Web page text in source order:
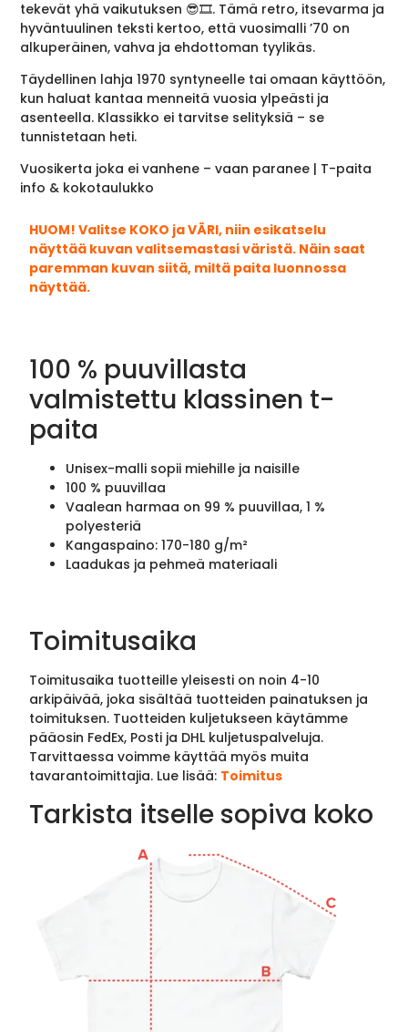
tekevät yhä vaikutuksen 😎🎞️. Tämä retro, itsevarma ja
hyväntuulinen teksti kertoo, että vuosimalli ’70 on
alkuperäinen, vahva ja ehdottoman tyylikäs.
Täydellinen lahja 1970 syntyneelle tai omaan käyttöön,
kun haluat kantaa menneitä vuosia ylpeästi ja
asenteella. Klassikko ei tarvitse selityksiä – se
tunnistetaan heti.
Vuosikerta joka ei vanhene – vaan paranee | T-paita
info & kokotaulukko
HUOM! Valitse KOKO ja VÄRI, niin esikatselu
näyttää kuvan valitsemastasi väristä. Näin saat
paremman kuvan siitä, miltä paita luonnossa
näyttää.
100 % puuvillasta
valmistettu klassinen t-
paita
Unisex-malli sopii miehille ja naisille
100 % puuvillaa
Vaalean harmaa on 99 % puuvillaa, 1 %
polyesteriä
Kangaspaino: 170-180 g/m²
Laadukas ja pehmeä materiaali
Toimitusaika
Toimitusaika tuotteille yleisesti on noin 4-10
arkipäivää, joka sisältää tuotteiden painatuksen ja
toimituksen. Tuotteiden kuljetukseen käytämme
pääosin FedEx, Posti ja DHL kuljetuspalveluja.
Tarvittaessa voimme käyttää myös muita
tavarantoimittajia. Lue lisää: Toimitus
Tarkista itselle sopiva koko